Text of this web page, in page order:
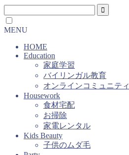
MENU
HOME
Education
家庭学習
バイリンガル教育
オンラインコミュニティ
Housework
食材宅配
お掃除
家電レンタル
Kids Beauty
子供のムダ毛